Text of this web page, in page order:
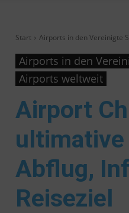
Start Airports in den Vereinigte
Airports in den
Airports weltweit
Airport
ultimative
Abflug,
Reiseziel